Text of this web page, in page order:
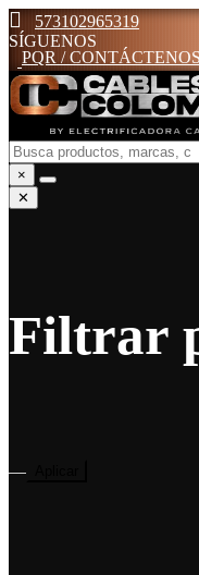
573102965319
SÍGUENOS
PQR / CONTÁCTENOS
×
✕
Filtrar
—